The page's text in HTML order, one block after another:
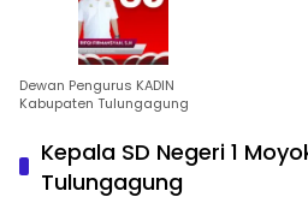
Dewan Pengurus KADIN
Kabupaten Tulungagung
Kepala SD Negeri 1
Tulungagung